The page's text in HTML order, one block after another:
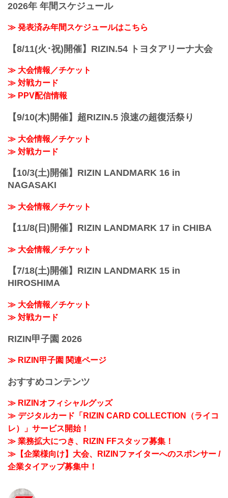
2026年 年間スケジュール
≫ 発表済み年間スケジュールはこちら
【8/11(火･祝)開催】RIZIN.54 トヨタアリーナ大会
≫ 大会情報／チケット
≫ 対戦カード
≫ PPV配信情報
【9/10(木)開催】超RIZIN.5 浪速の超復活祭り
≫ 大会情報／チケット
≫ 対戦カード
【10/3(土)開催】RIZIN LANDMARK 16 in
NAGASAKI
≫ 大会情報／チケット
【11/8(日)開催】RIZIN LANDMARK 17 in CHIBA
≫ 大会情報／チケット
【7/18(土)開催】RIZIN LANDMARK 15 in
HIROSHIMA
≫ 大会情報／チケット
≫ 対戦カード
RIZIN甲子園 2026
≫ RIZIN甲子園 関連ページ
おすすめコンテンツ
≫ RIZINオフィシャルグッズ
≫ デジタルカード「RIZIN CARD COLLECTION（ライコ
レ）」サービス開始！
≫ 業務拡大につき、RIZIN FFスタッフ募集！
≫【企業様向け】大会、RIZINファイターへのスポンサー /
企業タイアップ募集中！